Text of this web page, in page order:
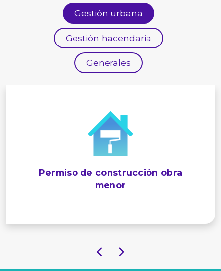
Gestión urbana
Gestión hacendaria
Generales
Permiso de construcción obra
menor